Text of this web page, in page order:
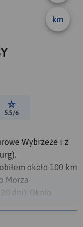
km
Ocena trasy:
5.5/6
Wybrzeże i z
około 100 km
Morza
dni). Około